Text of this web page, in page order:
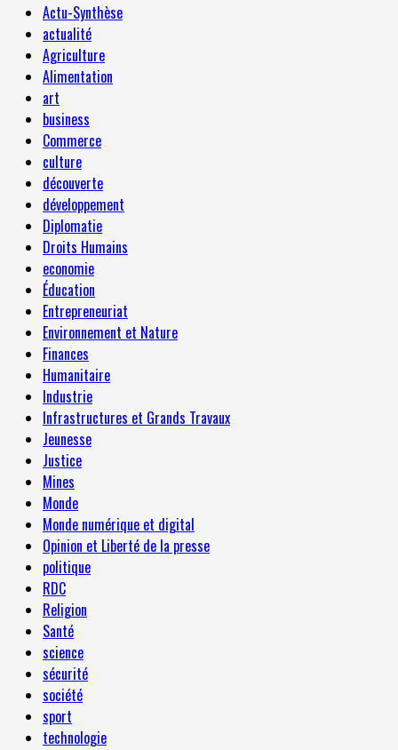
Actu-Synthèse
actualité
Agriculture
Alimentation
art
business
Commerce
culture
découverte
développement
Diplomatie
Droits Humains
economie
Éducation
Entrepreneuriat
Environnement et Nature
Finances
Humanitaire
Industrie
Infrastructures et Grands Travaux
Jeunesse
Justice
Mines
Monde
Monde numérique et digital
Opinion et Liberté de la presse
politique
RDC
Religion
Santé
science
sécurité
société
sport
technologie